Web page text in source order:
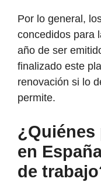
Por lo general,
concedidos para
año de ser
finalizado este
renovación si lo
permite.
¿Quiénes
en
de